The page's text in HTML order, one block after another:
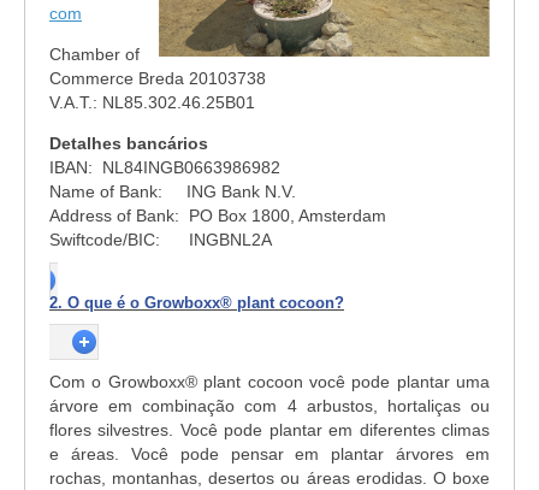
com
Chamber of
Commerce Breda 20103738
V.A.T.: NL85.302.46.25B01
Detalhes bancários
IBAN: NL84INGB0663986982
Name of Bank: ING Bank N.V.
Address of Bank: PO Box 1800, Amsterdam
Swiftcode/BIC: INGBNL2A
2. O que é o Growboxx® plant cocoon?
Com o Growboxx® plant cocoon você pode plantar uma
árvore em combinação com 4 arbustos, hortaliças ou
flores silvestres. Você pode plantar em diferentes climas
e áreas. Você pode pensar em plantar árvores em
rochas, montanhas, desertos ou áreas erodidas. O boxe